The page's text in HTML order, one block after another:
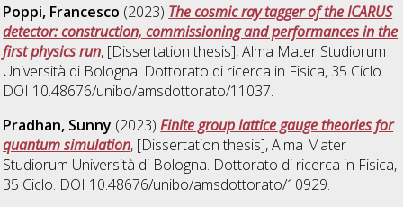
Poppi, Francesco (2023) The cosmic ray tagger of the ICARUS
detector: construction, commissioning and performances in the
first physics run, [Dissertation thesis], Alma Mater Studiorum
Università di Bologna. Dottorato di ricerca in Fisica, 35 Ciclo.
DOI 10.48676/unibo/amsdottorato/11037.
Pradhan, Sunny (2023)Finite group lattice gauge theories for
quantum simulation, [Dissertation thesis], Alma Mater
Studiorum Università di Bologna. Dottorato di ricerca in Fisica,
35 Ciclo. DOI 10.48676/unibo/amsdottorato/10929.